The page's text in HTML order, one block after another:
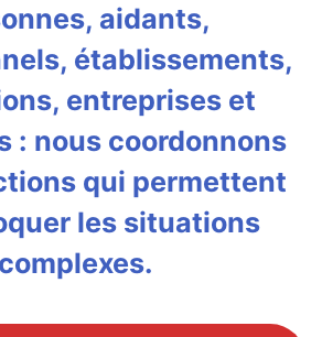
aidants,
établissements,
entreprises et
: nous coordonnons
qui permettent
les situations
complexes.